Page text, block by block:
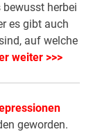
herbei
es gibt auch
auf welche
weiter >>>
geworden.